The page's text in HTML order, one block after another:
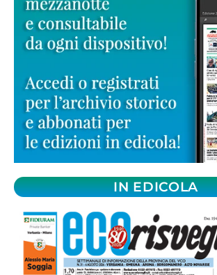
IN EDICOLA